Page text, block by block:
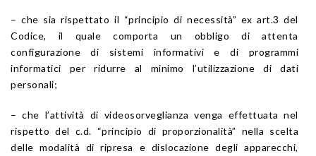
– che sia rispettato il “principio di necessità” ex art.3 del
Codice, il quale comporta un obbligo di attenta
configurazione di sistemi informativi e di programmi
informatici per ridurre al minimo l’utilizzazione di dati
personali;
– che l’attività di videosorveglianza venga effettuata nel
rispetto del c.d. “principio di proporzionalità” nella scelta
delle modalità di ripresa e dislocazione degli apparecchi,